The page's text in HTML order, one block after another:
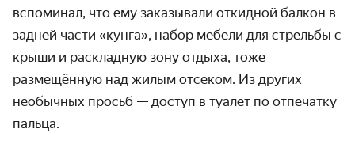
вспоминал, что ему заказывали откидной балкон в
задней части «кунга», набор мебели для стрельбы с
крыши и раскладную зону отдыха, тоже
размещённую над жилым отсеком. Из других
необычных просьб — доступ в туалет по отпечатку
пальца.